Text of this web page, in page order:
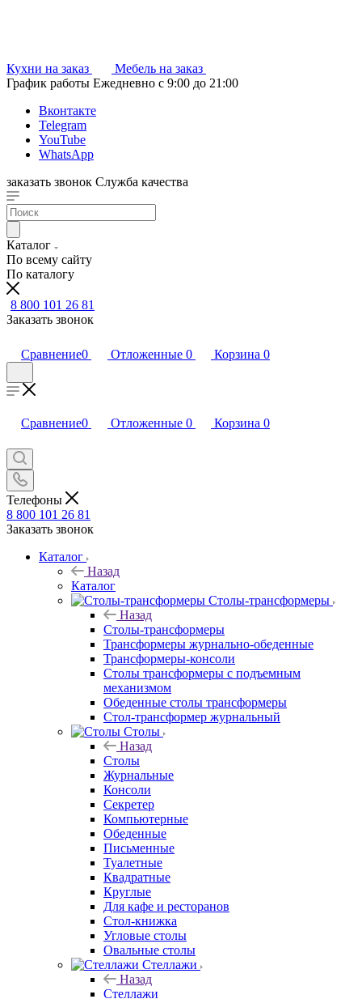
Кухни на заказ
Мебель на заказ
График работы Ежедневно с 9:00 до 21:00
Вконтакте
Telegram
YouTube
WhatsApp
заказать звонок Служба качества
Каталог
По всему сайту
По каталогу
8 800 101 26 81
Заказать звонок
Сравнение0 Отложенные 0 Корзина 0
Сравнение0 Отложенные 0 Корзина 0
Телефоны
8 800 101 26 81
Заказать звонок
Каталог
Назад
Каталог
Столы-трансформеры
Назад
Столы-трансформеры
Трансформеры журнально-обеденные
Трансформеры-консоли
Столы трансформеры с подъемным
механизмом
Обеденные столы трансформеры
Стол-трансформер журнальный
Столы
Назад
Столы
Журнальные
Консоли
Секретер
Компьютерные
Обеденные
Письменные
Туалетные
Квадратные
Круглые
Для кафе и ресторанов
Стол-книжка
Угловые столы
Овальные столы
Стеллажи
Назад
Стеллажи